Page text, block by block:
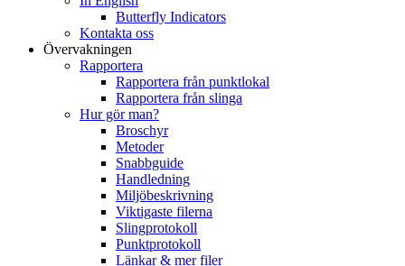
Butterfly Indicators
Kontakta oss
Övervakningen
Rapportera
Rapportera från punktlokal
Rapportera från slinga
Hur gör man?
Broschyr
Metoder
Snabbguide
Handledning
Miljöbeskrivning
Viktigaste filerna
Slingprotokoll
Punktprotokoll
Länkar & mer filer